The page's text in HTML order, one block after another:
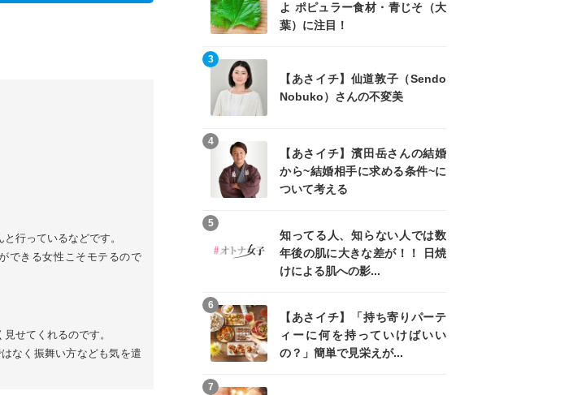
行っているなどです。
できる女性こそモテるので
せてくれるのです。
なく振舞い方なども気を遣
よ ポピュラー食材・青じそ（大
葉）に注目！
【あさイチ】仙道敦子（Sendo
Nobuko）さんの不変美
3
【あさイチ】濱田岳さんの結婚
から~結婚相手に求める条件~に
ついて考える
4
知ってる人、知らない人では数
年後の肌に大きな差が！！ 日焼
けによる肌への影...
5
【あさイチ】「持ち寄りパーテ
ィーに何を持っていけばいい
の？」簡単で見栄えが...
6
7